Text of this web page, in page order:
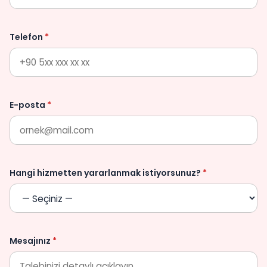
Telefon *
E-posta *
Hangi hizmetten yararlanmak istiyorsunuz? *
Mesajınız *